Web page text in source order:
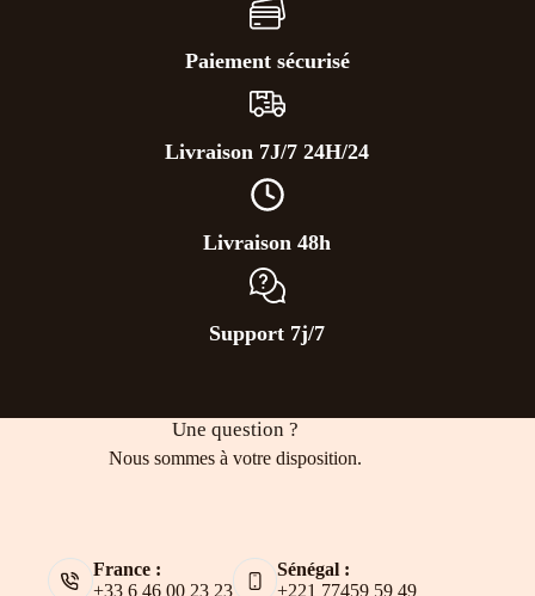
Paiement sécurisé
Livraison 7J/7 24H/24
Livraison 48h
Support 7j/7
Une question ?
Nous sommes à votre disposition.
France :
+33 6 46 00 23 23
Sénégal :
+221 77459 59 49